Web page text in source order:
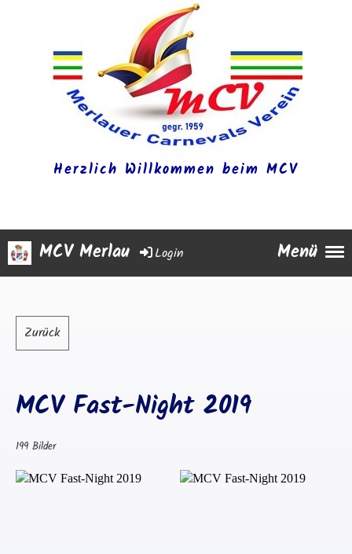
Herzlich Willkommen beim MCV
Menü
Login
MCV Merlau
Zurück
MCV Fast-Night 2019
199 Bilder